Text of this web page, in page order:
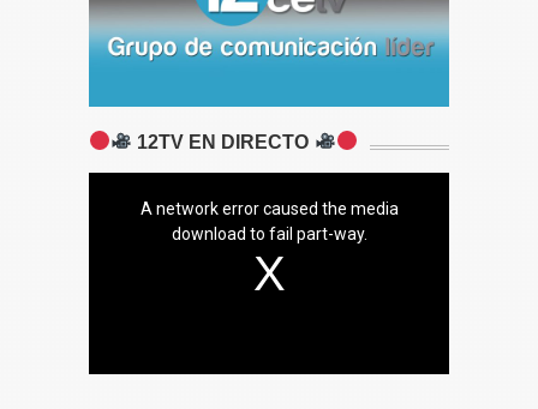
12TV EN DIRECTO
A network error caused the media
download to fail part-way.